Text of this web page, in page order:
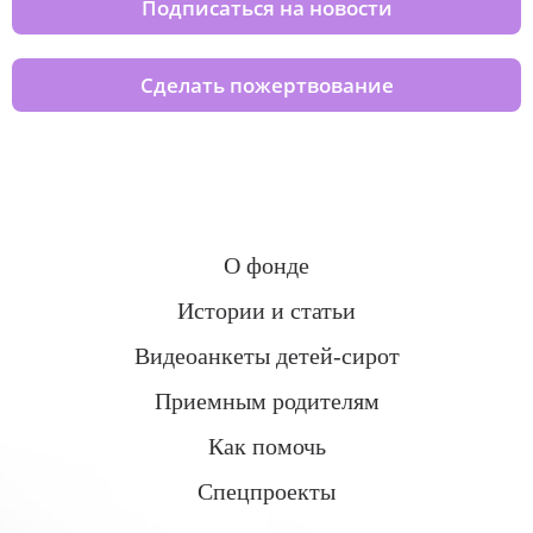
Подписаться на новости
Сделать пожертвование
О фонде
Истории и статьи
Видеоанкеты детей-сирот
Приемным родителям
Как помочь
Спецпроекты